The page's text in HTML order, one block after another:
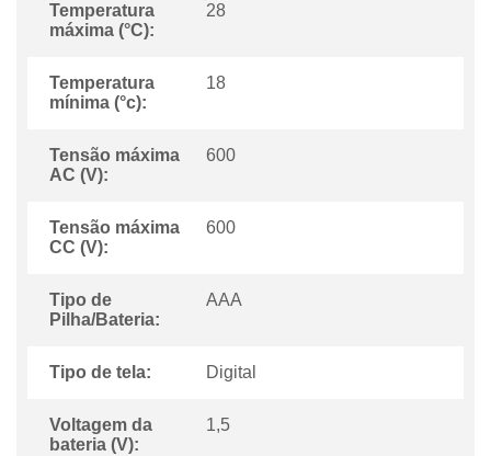
Temperatura
máxima (°C):
28
Temperatura
mínima (°c):
18
Tensão máxima
AC (V):
600
Tensão máxima
CC (V):
600
Tipo de
Pilha/Bateria:
AAA
Tipo de tela: Digital
Voltagem da
bateria (V):
1,5